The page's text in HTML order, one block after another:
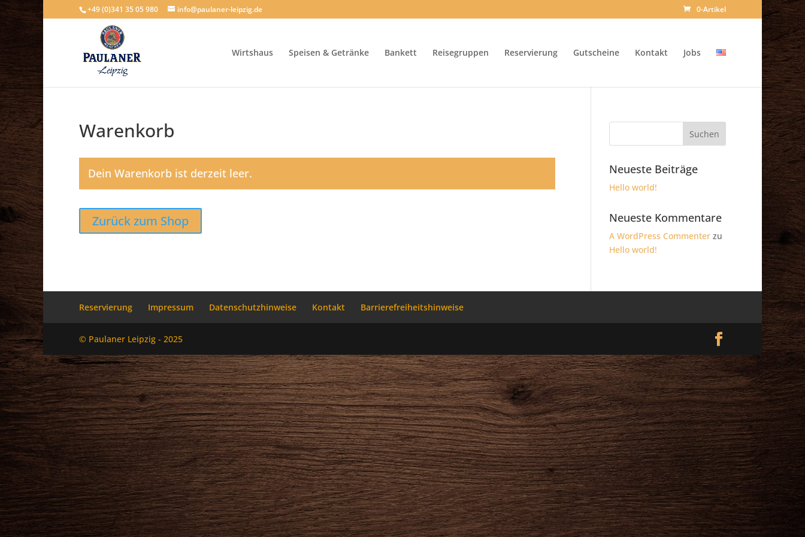
+49 (0)341 35 05 980 info@paulaner-leipzig.de 0-Artikel
Wirtshaus Speisen & Getränke Bankett Reisegruppen Reservierung Gutscheine Kontakt Jobs
Warenkorb
Dein Warenkorb ist derzeit leer.
Zurück zum Shop
Neueste Beiträge
Hello world!
Neueste Kommentare
A WordPress Commenterzu
Hello world!
Reservierung Impressum Datenschutzhinweise Kontakt Barrierefreiheitshinweise
© Paulaner Leipzig - 2025